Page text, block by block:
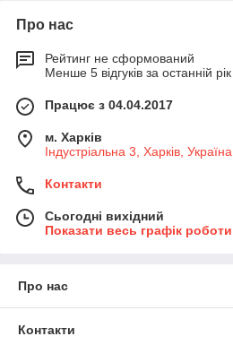
Про нас
Рейтинг не сформований
Менше 5 відгуків за останній рік
Працює з 04.04.2017
м. Харків
Індустріальна 3, Харків, Україна
Контакти
Сьогодні вихідний
Показати весь графік роботи
Про нас
Контакти